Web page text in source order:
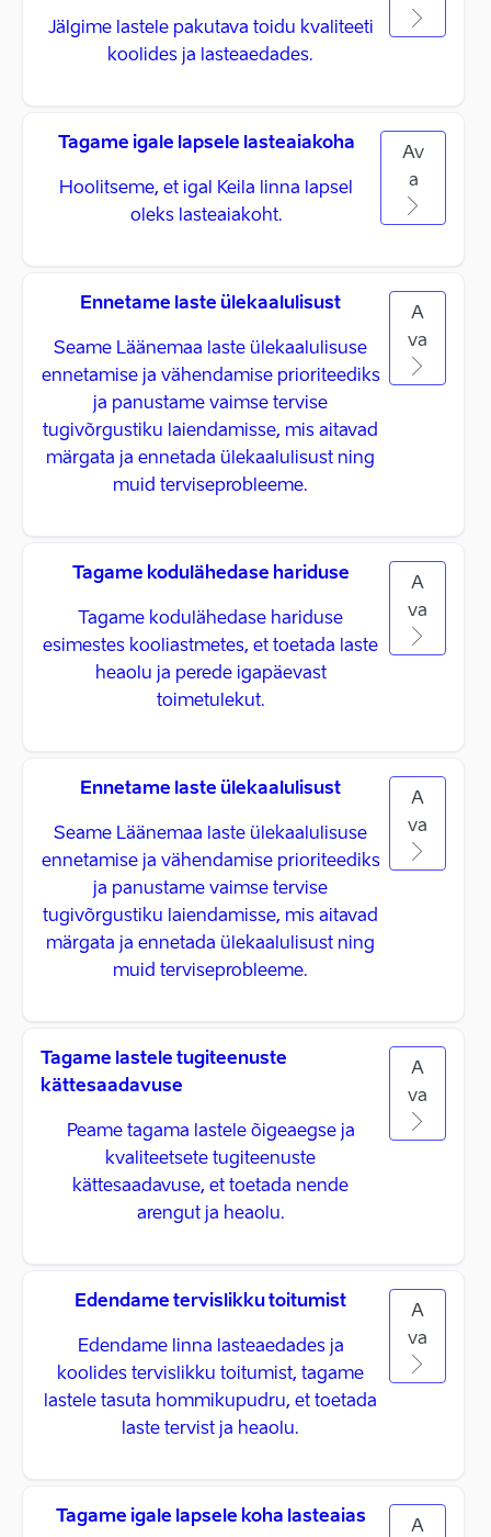
Jälgime lastele pakutava toidu kvaliteeti
koolides ja lasteaedades.
Tagame igale lapsele lasteaiakoha
Hoolitseme, et igal Keila linna lapsel
oleks lasteaiakoht.
Av
a
Ennetame laste ülekaalulisust
Seame Läänemaa laste ülekaalulisuse
ennetamise ja vähendamise prioriteediks
ja panustame vaimse tervise
tugivõrgustiku laiendamisse, mis aitavad
märgata ja ennetada ülekaalulisust ning
muid terviseprobleeme.
A
va
Tagame kodulähedase hariduse
Tagame kodulähedase hariduse
esimestes kooliastmetes, et toetada laste
heaolu ja perede igapäevast
toimetulekut.
A
va
Ennetame laste ülekaalulisust
Seame Läänemaa laste ülekaalulisuse
ennetamise ja vähendamise prioriteediks
ja panustame vaimse tervise
tugivõrgustiku laiendamisse, mis aitavad
märgata ja ennetada ülekaalulisust ning
muid terviseprobleeme.
A
va
Tagame lastele tugiteenuste
kättesaadavuse
Peame tagama lastele õigeaegse ja
kvaliteetsete tugiteenuste
kättesaadavuse, et toetada nende
arengut ja heaolu.
A
va
Edendame tervislikku toitumist
Edendame linna lasteaedades ja
koolides tervislikku toitumist, tagame
lastele tasuta hommikupudru, et toetada
laste tervist ja heaolu.
A
va
Tagame igale lapsele koha lasteaias
A